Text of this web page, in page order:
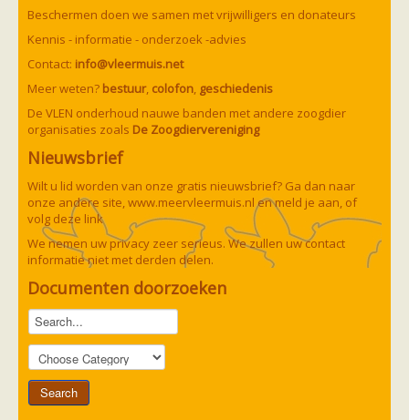
Beschermen doen we samen met vrijwilligers en donateurs
Kennis - informatie - onderzoek -advies
Contact: info@vleermuis.net
Meer weten? bestuur, colofon, geschiedenis
De VLEN onderhoud nauwe banden met andere zoogdier
organisaties zoals De Zoogdiervereniging
Nieuwsbrief
Wilt u lid worden van onze gratis nieuwsbrief? Ga dan naar
onze andere site,www.meervleermuis.nlen meld je aan, of
volg deze link
We nemen uw privacy zeer serieus. We zullen uw contact
informatie niet met derden delen.
Documenten doorzoeken